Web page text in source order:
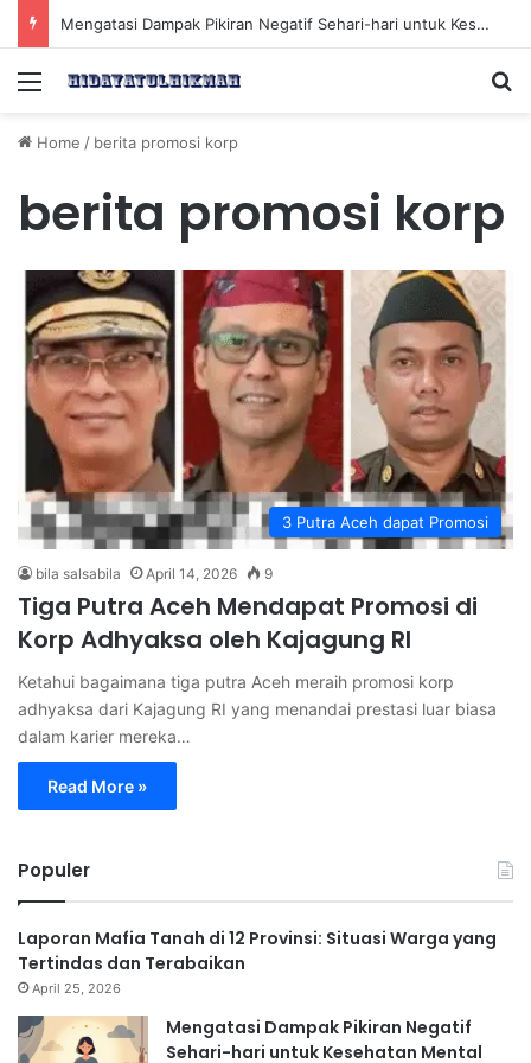
Mengatasi Dampak Pikiran Negatif Sehari-hari untuk Kesehatan Mental yang Lebih Baik
Menu
Home / berita promosi korp
berita promosi korp
3 Putra Aceh dapat Promosi
bila salsabila April 14, 2026 9
Tiga Putra Aceh Mendapat Promosi di
Korp Adhyaksa oleh Kajagung RI
Ketahui bagaimana tiga putra Aceh meraih promosi korp
adhyaksa dari Kajagung RI yang menandai prestasi luar biasa
dalam karier mereka…
Read More »
Populer
Laporan Mafia Tanah di 12 Provinsi: Situasi Warga yang
Tertindas dan Terabaikan
April 25, 2026
Mengatasi Dampak Pikiran Negatif
Sehari-hari untuk Kesehatan Mental